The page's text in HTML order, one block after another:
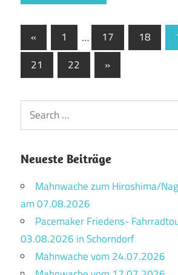
Seitennummerierung
der
Beiträge
« Previous
Posts
1 … 17 18
21
22
Next
Posts
»
Search
for:
Neueste Beiträge
Mahnwache zum Hiroshima/
am 07.08.2026
Pacemaker Friedens-
03.08.2026 in Schorndorf
Mahnwache vom 24.07.2026